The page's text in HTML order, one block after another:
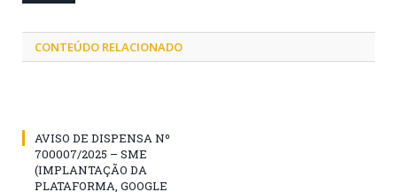
CONTEÚDO RELACIONADO
AVISO DE DISPENSA Nº
700007/2025 – SME
(IMPLANTAÇÃO DA
PLATAFORMA, GOOGLE